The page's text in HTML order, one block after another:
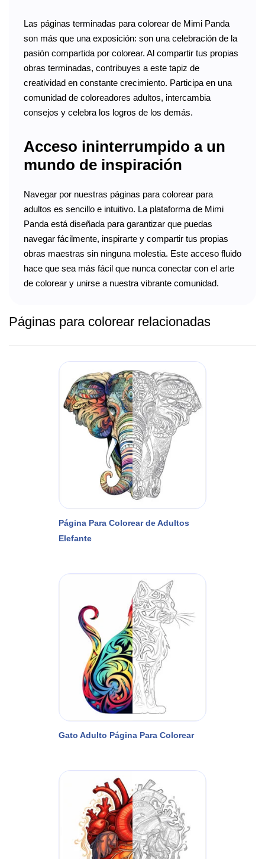
Las páginas terminadas para colorear de Mimi Panda
son más que una exposición: son una celebración de la
pasión compartida por colorear. Al compartir tus propias
obras terminadas, contribuyes a este tapiz de
creatividad en constante crecimiento. Participa en una
comunidad de coloreadores adultos, intercambia
consejos y celebra los logros de los demás.
Acceso ininterrumpido a un
mundo de inspiración
Navegar por nuestras páginas para colorear para
adultos es sencillo e intuitivo. La plataforma de Mimi
Panda está diseñada para garantizar que puedas
navegar fácilmente, inspirarte y compartir tus propias
obras maestras sin ninguna molestia. Este acceso fluido
hace que sea más fácil que nunca conectar con el arte
de colorear y unirse a nuestra vibrante comunidad.
Páginas para colorear relacionadas
Página Para Colorear de Adultos
Elefante
Gato Adulto Página Para Colorear